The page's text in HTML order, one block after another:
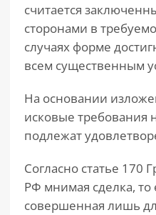
считается
сторонами в
случаях форме
всем существенным
На основании
исковые требования
подлежат
Согласно статье 170
РФ мнимая сделка, то
совершенная лишь